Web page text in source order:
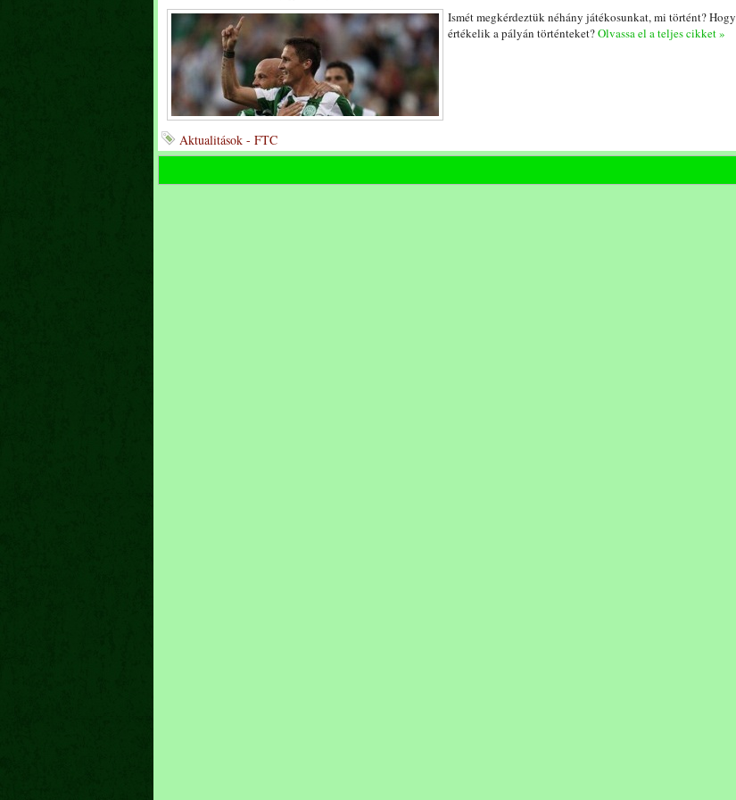
Ismét megkérdeztük néhány játékosunkat, mi történt? Hogy
értékelik a pályán történteket?Olvassa el a teljes cikket »
Aktualitások - FTC